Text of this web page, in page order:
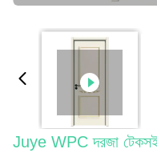
Juye WPC দরজা টেকসই